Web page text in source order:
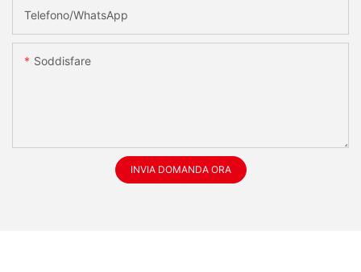
Telefono/WhatsApp
Soddisfare
INVIA DOMANDA ORA